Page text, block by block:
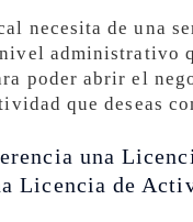
necesita de una
administrativo
poder abrir el
que deseas
una
Licencia de